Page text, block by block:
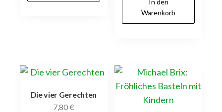
Warenkorb
Die vier Gerechten
7,80€